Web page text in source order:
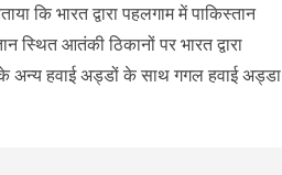
कि भारत द्वारा पहलगाम में पाकिस्तान
स्थित आतंकी ठिकानों पर भारत द्वारा
अन्य हवाई अड्डों के साथ गगल हवाई अड्डा